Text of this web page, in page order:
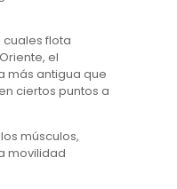
cuales flota
el
más antigua que
ciertos puntos a
músculos,
movilidad